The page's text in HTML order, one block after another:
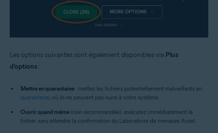
Les options suivantes sont également disponibles via Plus
d'options:
Mettre en quarantaine : mettez les fichiers potentiellement malveillants en
quarantaine, où ils ne peuvent pas nuire à votre système.
Ouvrir quand même (non recommandée) : exécutez immédiatement le
fichier sansattendre la confirmation du Laboratoire de menaces Avast.